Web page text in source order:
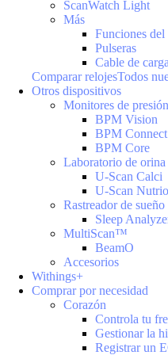
ScanWatch Light
Más
Funciones del
Pulseras
Cable de carga
Comparar relojesTodos
Otros dispositivos
Monitores de
BPM Vision
BPM Connect
BPM Core
Laboratorio de orina
U-Scan Calci
U-Scan Nutrio
Rastreador de sueño
Sleep
MultiScan™
BeamO
Accesorios
Withings+
Comprar por necesidad
Corazón
Controla tu
Gestionar la
Registrar un